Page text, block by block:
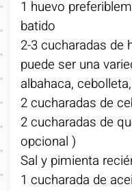
1 huevo
batido
2-3 cucharadas de
puede ser una
albahaca,
2 cucharadas de
2 cucharadas de
opcional )
Sal y pimienta
1 cucharada de